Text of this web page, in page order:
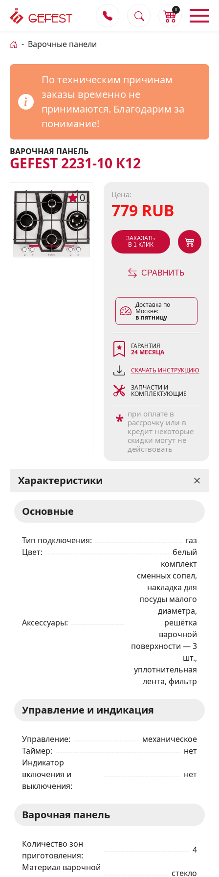
0
Варочные панели
По техническим причинам
заказы временно не
принимаются. Благодарим за
понимание!
ВАРОЧНАЯ ПАНЕЛЬ
GEFEST 2231-10 К12
0 Цена:
779 RUB
ЗАКАЗАТЬ
В 1 КЛИК
СРАВНИТЬ
Доставка по
Москве:
в пятницу
ГАРАНТИЯ
24 МЕСЯЦА
СКАЧАТЬ ИНСТРУКЦИЮ
ЗАПЧАСТИ И
КОМПЛЕКТУЮЩИЕ
* при оплате в
рассрочку или в
кредит некоторые
скидки могут не
действовать
Характеристики
Основные
Тип подключения
газ
Цвет
белый
Аксессуары
комплект
сменных сопел,
накладка для
посуды малого
диаметра,
решётка
варочной
поверхности — 3
шт.,
уплотнительная
лента, фильтр
Управление и индикация
Управление
механическое
Таймер
нет
Индикатор
включения и
выключения
нет
Варочная панель
Количество зон
приготовления
4
Материал варочной
стекло